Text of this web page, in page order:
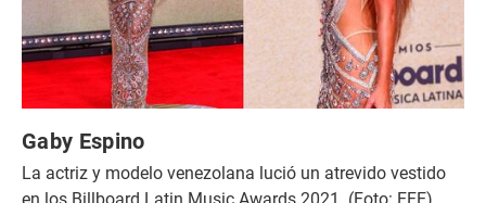
Gaby Espino
La actriz y modelo venezolana lució un atrevido vestido